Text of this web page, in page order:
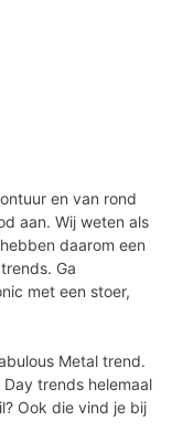
en van rond
aan. Wij weten als
daarom een
Ga
met een stoer,
Metal trend.
trends helemaal
Ook die vind je bij